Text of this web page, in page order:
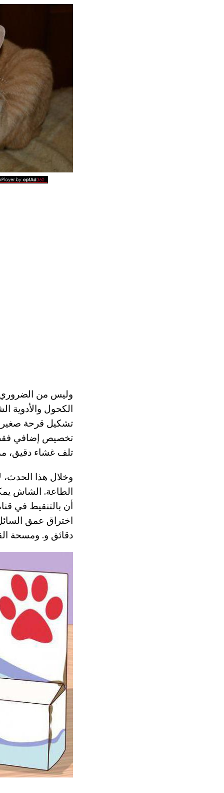
وليس من الضروري
الكحول والأدوية
تشكيل قرحة
تخصيص إضافي
تلف غشاء دقيق،
وخلال هذا الحدث،
الطاعة. الشاش
اختراق عمق
دقائق و. ومسحة